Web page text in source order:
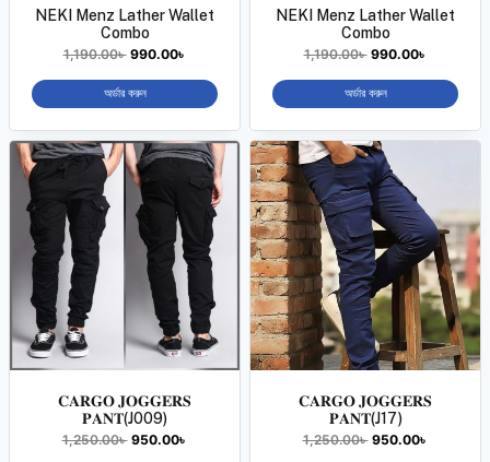
NEKI Menz Lather Wallet
Combo
1,190.00৳ 990.00৳
অর্ডার করুন
NEKI Menz Lather Wallet
Combo
1,190.00৳ 990.00৳
অর্ডার করুন
𝐂𝐀𝐑𝐆𝐎 𝐉𝐎𝐆𝐆𝐄𝐑𝐒
𝐏𝐀𝐍𝐓(J009)
1,250.00৳ 950.00৳
𝐂𝐀𝐑𝐆𝐎 𝐉𝐎𝐆𝐆𝐄𝐑𝐒
𝐏𝐀𝐍𝐓(J17)
1,250.00৳ 950.00৳